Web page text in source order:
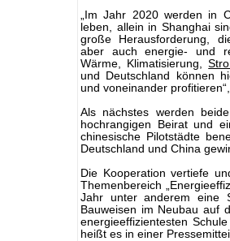
„Im Jahr 2020 werden in
leben, allein in Shanghai
große Herausforderung,
aber auch energie- und
Wärme, Klimatisierung,
und Deutschland können
und voneinander
Als nächstes werden
hochrangigen Beirat und
chinesische Pilotstädte
Deutschland und China
Die Kooperation vertiefe
Themenbereich
Jahr unter anderem eine
Bauweisen im Neubau auf
energieeffizientesten
heißt es in einer